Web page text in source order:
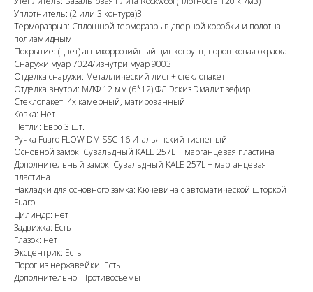
Уплотнитель: (2 или 3 контура)3
Терморазрыв: Сплошной терморазрыв дверной коробки и полотна
полиамидным
Покрытие: (цвет) антикоррозийный цинкогрунт, порошковая окраска
Снаружи муар 7024/изнутри муар 9003
Отделка снаружи: Металлический лист + стеклопакет
Отделка внутри: МДФ 12 мм (6*12) ФЛ Эскиз Эмалит зефир
Стеклопакет: 4х камерный, матированный
Ковка: Нет
Петли: Евро 3 шт.
Ручка Fuaro FLOW DM SSC-16 Итальянский тисненый
Основной замок: Сувальдный KALE 257L + марганцевая пластина
Дополнительный замок: Сувальдный KALE 257L + марганцевая
пластина
Накладки для основного замка: Кючевина с автоматической шторкой
Fuaro
Цилиндр: нет
Задвижка: Есть
Глазок: нет
Эксцентрик: Есть
Порог из нержавейки: Есть
Дополнительно: Противосъемы